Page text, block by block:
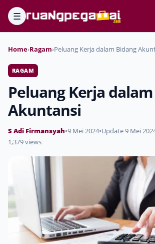
☰
Home›Ragam›Peluang Kerja dalam Bidang
RAGAM
Peluang Kerja
Akuntansi
S Adi Firmansyah•9 Mei 2024•Update 9 Mei
1,379 views